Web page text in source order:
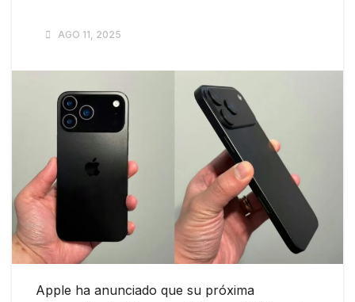
AGO 11, 2025
Apple ha anunciado que su próxima